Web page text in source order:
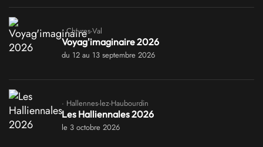
· Chivres-Val
Voyag'imaginaire 2026
du 12 au 13 septembre 2026
· Hallennes-lez-Haubourdin
Les Halliennales 2026
le 3 octobre 2026